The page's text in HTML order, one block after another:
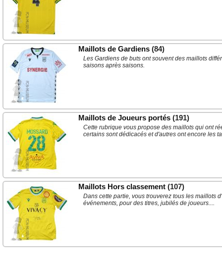
Maillots de Gardiens (84)
Les Gardiens de buts ont souvent des maillots
saisons après saisons.
Maillots de Joueurs portés (191)
Cette rubrique vous propose des maillots qui ont
certains sont dédicacés et d'autres ont encore les
Maillots Hors classement (107)
Dans cette partie, vous trouverez tous les maillots
événements, pour des titres, jubilés de joueurs....